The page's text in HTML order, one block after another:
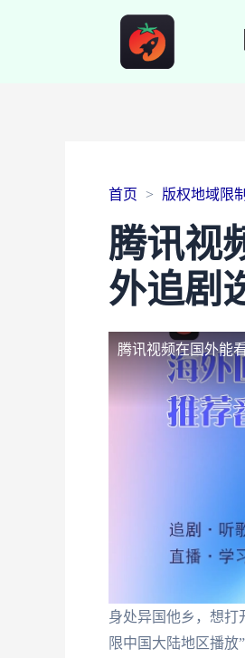
首页 版权地域限制
腾讯视
外追剧
腾讯视频在国外能
身处异国他乡，想打
限中国大陆地区播